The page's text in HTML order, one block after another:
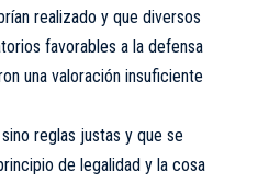
realizado y que diversos
favorables a la defensa
una valoración insuficiente
reglas justas y que se
de legalidad y la cosa